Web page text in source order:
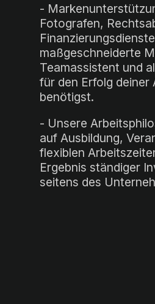
-
Fotografen,
maßgeschneiderte
Teamassistent und
für den Erfolg deiner
benötigst.
- Unsere
auf Ausbildung,
flexiblen
Ergebnis ständiger
seitens des